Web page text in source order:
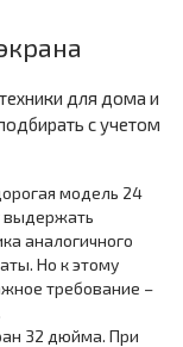
для дома и
с учетом
модель 24
выдержать
аналогичного
Но к этому
требование –
32 дюйма. При